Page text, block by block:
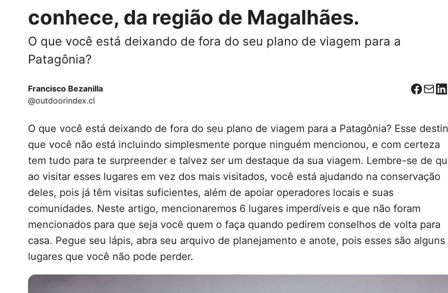
conhece, da região de Magalhães.
O que você está deixando de fora do seu plano de viagem para a
Patagônia?
Francisco Bezanilla
@outdoorindex.cl
O que você está deixando de fora do seu plano de viagem para a Patagônia? Esse
que você não está incluindo simplesmente porque ninguém mencionou, e com certeza
tem tudo para te surpreender e talvez ser um destaque da sua viagem. Lembre-se de
ao visitar esses lugares em vez dos mais visitados, você está ajudando na conservação
deles, pois já têm visitas suficientes, além de apoiar operadores locais e suas
comunidades. Neste artigo, mencionaremos 6 lugares imperdíveis e que não foram
mencionados para que seja você quem o faça quando pedirem conselhos de volta para
casa. Pegue seu lápis, abra seu arquivo de planejamento e anote, pois esses são alguns
lugares que você não pode perder.